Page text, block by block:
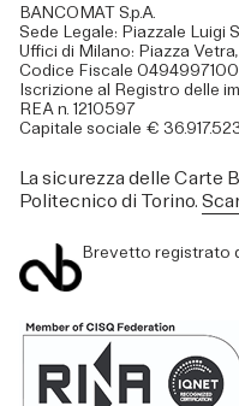
BANCOMAT S.p.A.
Sede Legale: Piazzale Luigi
Uffici di Milano: Piazza
Codice Fiscale
Iscrizione al Registro delle
REA n. 1210597
Capitale sociale €
La sicurezza delle Carte
Politecnico di Torino.
Brevetto registrato